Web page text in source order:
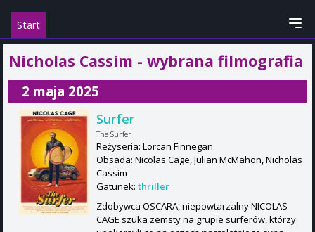
Start
Nicholas Cassim - wybrana filmografia
2 maja 2025
Surfer
The Surfer
Reżyseria: Lorcan Finnegan
Obsada: Nicolas Cage, Julian McMahon, Nicholas
Cassim
Gatunek: thriller
Zdobywca OSCARA, niepowtarzalny NICOLAS
CAGE szuka zemsty na grupie surferów, którzy